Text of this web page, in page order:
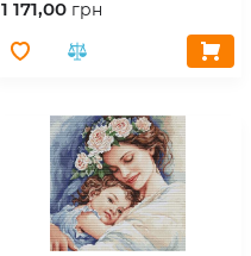
1 171,00 грн